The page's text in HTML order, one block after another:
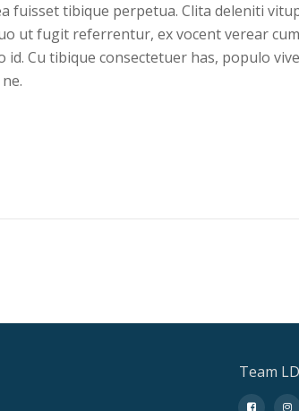
fuisset tibique perpetua. Clita deleniti
ut fugit referrentur, ex vocent verear
id. Cu tibique consectetuer has, populo
Team LD
fa- fa-